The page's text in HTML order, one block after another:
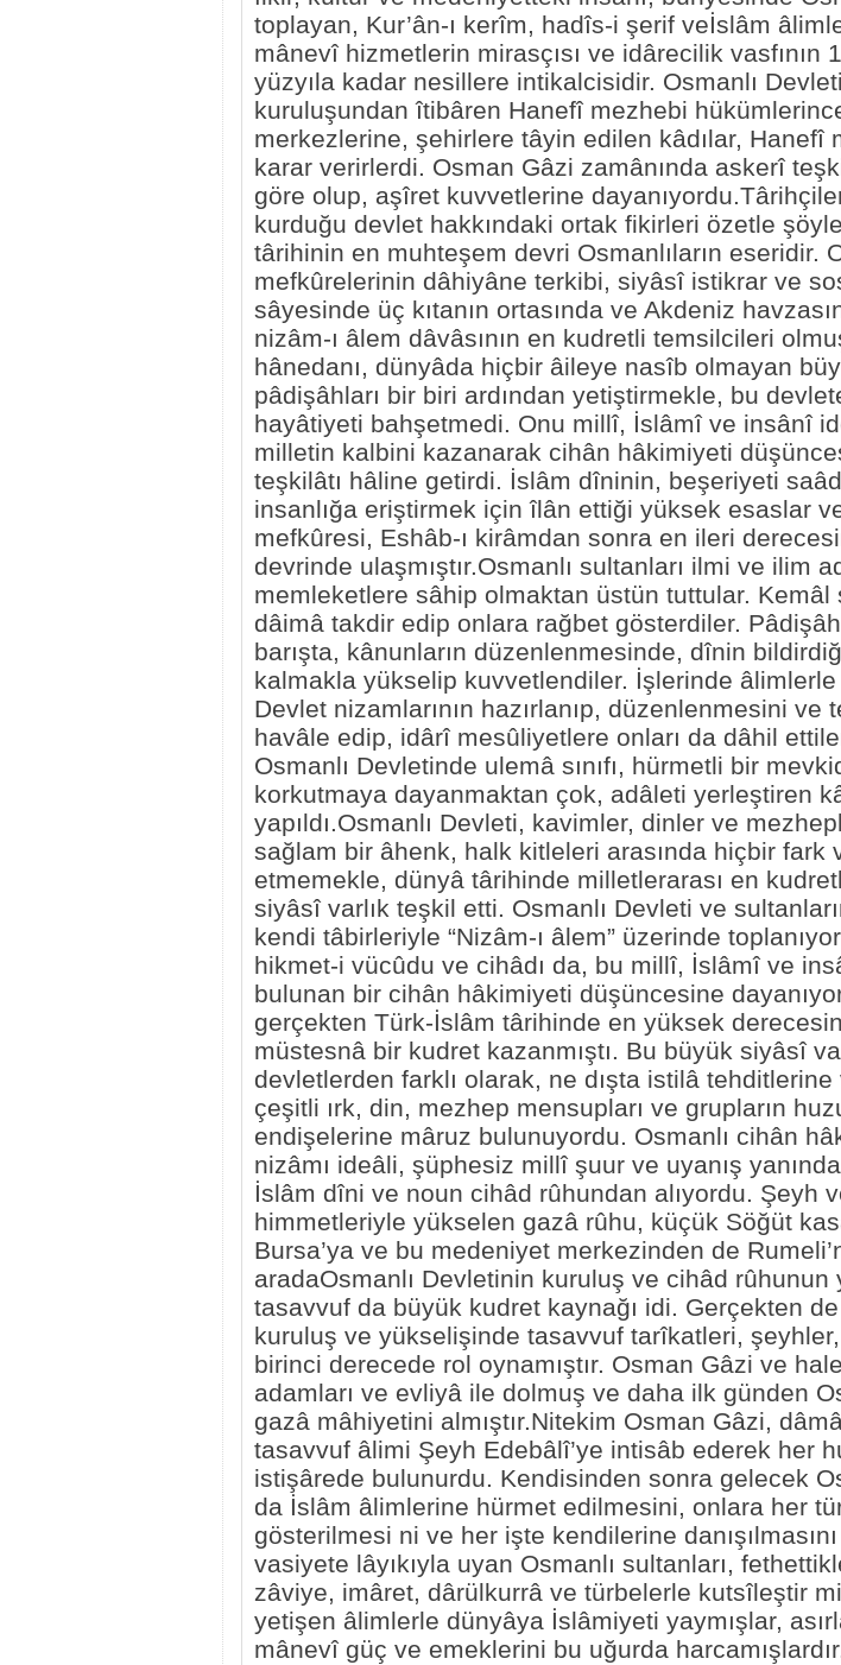
toplayan, Kur’ân-ı kerîm, hadîs-i şerif veİslâm
mânevî hizmetlerin mirasçısı ve idârecilik vasfının
yüzyıla kadar nesillere intikalcisidir. Osmanlı
kuruluşundan îtibâren Hanefî mezhebi
merkezlerine, şehirlere tâyin edilen kâdılar, Hanefî
karar verirlerdi. Osman Gâzi zamânında askerî
göre olup, aşîret kuvvetlerine
kurduğu devlet hakkındaki ortak fikirleri özetle
târihinin en muhteşem devri Osmanlıların eseridir.
mefkûrelerinin dâhiyâne terkibi, siyâsî istikrar ve
sâyesinde üç kıtanın ortasında ve Akdeniz
nizâm-ı âlem dâvâsının en kudretli temsilcileri
hânedanı, dünyâda hiçbir âileye nasîb olmayan
pâdişâhları bir biri ardından yetiştirmekle, bu
hayâtiyeti bahşetmedi. Onu millî, İslâmî ve insânî
milletin kalbini kazanarak cihân hâkimiyeti
teşkilâtı hâline getirdi. İslâm dîninin, beşeriyeti
insanlığa eriştirmek için îlân ettiği yüksek esaslar
mefkûresi, Eshâb-ı kirâmdan sonra en ileri
devrinde ulaşmıştır.Osmanlı sultanları ilmi ve ilim
memleketlere sâhip olmaktan üstün tuttular. Kemâl
dâimâ takdir edip onlara rağbet gösterdiler.
barışta, kânunların düzenlenmesinde, dînin
kalmakla yükselip kuvvetlendiler. İşlerinde
Devlet nizamlarının hazırlanıp, düzenlenmesini ve
havâle edip, idârî mesûliyetlere onları da dâhil
Osmanlı Devletinde ulemâ sınıfı, hürmetli bir
korkutmaya dayanmaktan çok, adâleti yerleştiren
yapıldı.Osmanlı Devleti, kavimler, dinler ve
sağlam bir âhenk, halk kitleleri arasında hiçbir fark
etmemekle, dünyâ târihinde milletlerarası en
siyâsî varlık teşkil etti. Osmanlı Devleti ve
kendi tâbirleriyle “Nizâm-ı âlem” üzerinde
hikmet-i vücûdu ve cihâdı da, bu millî, İslâmî ve
bulunan bir cihân hâkimiyeti düşüncesine
gerçekten Türk-İslâm târihinde en yüksek
müstesnâ bir kudret kazanmıştı. Bu büyük siyâsî
devletlerden farklı olarak, ne dışta istilâ
çeşitli ırk, din, mezhep mensupları ve grupların
endişelerine mâruz bulunuyordu. Osmanlı cihân
nizâmı ideâli, şüphesiz millî şuur ve uyanış yanında
İslâm dîni ve noun cihâd rûhundan alıyordu. Şeyh
himmetleriyle yükselen gazâ rûhu, küçük Söğüt
Bursa’ya ve bu medeniyet merkezinden de
aradaOsmanlı Devletinin kuruluş ve cihâd rûhunun
tasavvuf da büyük kudret kaynağı idi. Gerçekten
kuruluş ve yükselişinde tasavvuf tarîkatleri,
birinci derecede rol oynamıştır. Osman Gâzi ve
adamları ve evliyâ ile dolmuş ve daha ilk günden
gazâ mâhiyetini almıştır.Nitekim Osman Gâzi,
tasavvuf âlimi Şeyh Edebâlî’ye intisâb ederek her
istişârede bulunurdu. Kendisinden sonra gelecek
da İslâm âlimlerine hürmet edilmesini, onlara her
gösterilmesi ni ve her işte kendilerine
vasiyete lâyıkıyla uyan Osmanlı sultanları,
zâviye, imâret, dârülkurrâ ve türbelerle kutsîleştir
yetişen âlimlerle dünyâya İslâmiyeti yaymışlar,
mânevî güç ve emeklerini bu uğurda